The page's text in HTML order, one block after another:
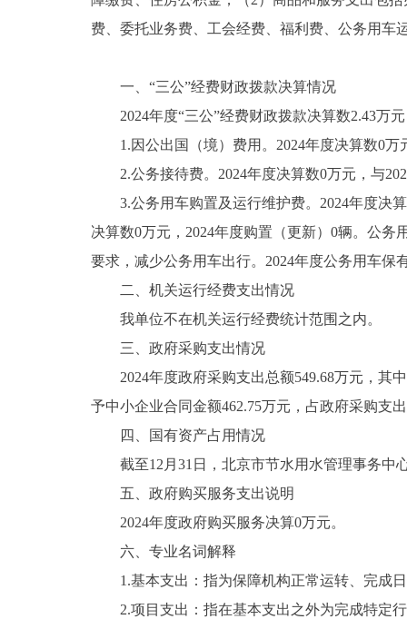
费、委托业务费、工会经费、福利费、公务用车
一、“三公”经费财政拨款决算情况
2024年度“三公”经费财政拨款决算数2.43万元
1.因公出国（境）费用。2024年度决算数0万
2.公务接待费。2024年度决算数0万元，与
3.公务用车购置及运行维护费。2024年度决算
决算数0万元，2024年度购置（更新）0辆。公
要求，减少公务用车出行。2024年度公务用车保
二、机关运行经费支出情况
我单位不在机关运行经费统计范围之内。
三、政府采购支出情况
2024年度政府采购支出总额549.68万元，其中
予中小企业合同金额462.75万元，占政府采购支
四、国有资产占用情况
截至12月31日，北京市节水用水管理事务中
五、政府购买服务支出说明
2024年度政府购买服务决算0万元。
六、专业名词解释
1.基本支出：指为保障机构正常运转、完成日
2.项目支出：指在基本支出之外为完成特定行